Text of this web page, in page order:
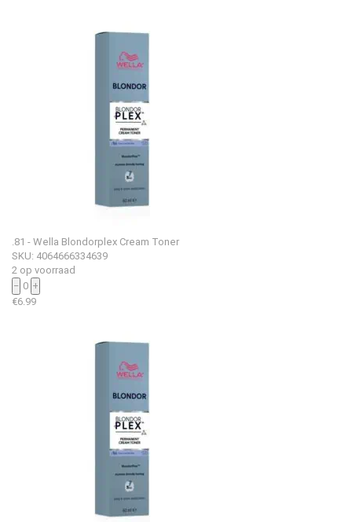
.81 - Wella Blondorplex Cream Toner
SKU: 4064666334639
2 op voorraad
− 0 +
€6.99